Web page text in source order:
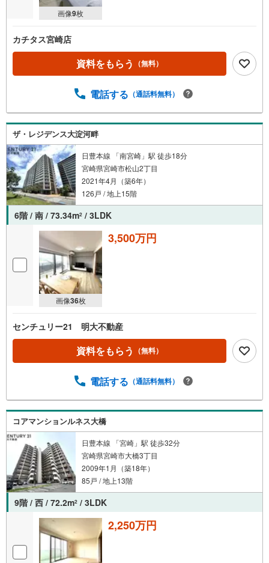
画像9枚
カチタス宮崎店
資料をもらう （無料）
電話する （通話料無料）
ザ・レジデンス大淀河畔
日豊本線 「南宮崎」駅 徒歩18分
宮崎県宮崎市松山2丁目
2021年4月（築6年）
126戸 / 地上15階
6階 / 南 / 73.34m2 / 3LDK
画像36枚
3,500万円
センチュリー21 明大不動産
資料をもらう （無料）
電話する （通話料無料）
コアマンションルネス大橋
日豊本線 「宮崎」駅 徒歩32分
宮崎県宮崎市大橋3丁目
2009年1月（築18年）
85戸 / 地上13階
9階 / 西 / 72.2m2 / 3LDK
2,250万円